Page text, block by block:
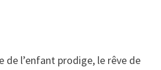
de l’enfant prodige, le rêve de